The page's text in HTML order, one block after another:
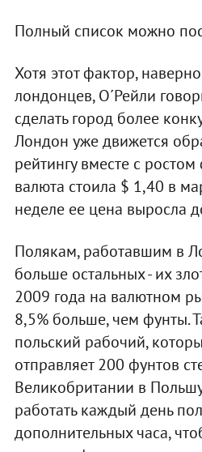
Полный список можно
Хотя этот фактор,
лондонцев, О´Рейли
сделать город более
Лондон уже движется
рейтингу вместе с
валюта стоила $ 1,40 в
неделе ее цена выросла
Полякам, работавшим в
больше остальных - их
2009 года на валютном
8,5% больше, чем фунты.
польский рабочий,
отправляет 200 фунтов
Великобритании в
работать каждый день
дополнительных часа,